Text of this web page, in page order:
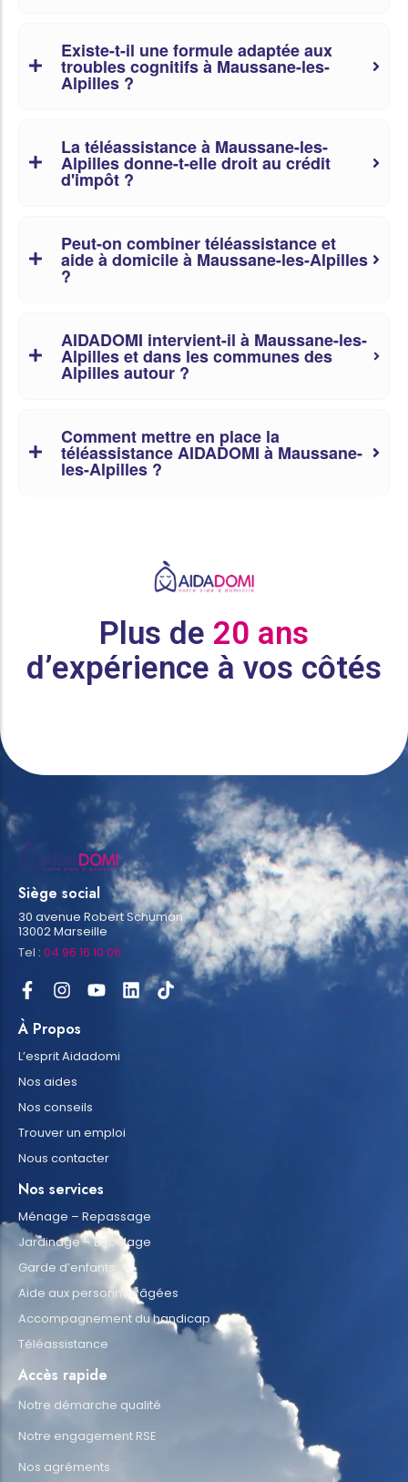
Existe-t-il une formule adaptée aux
troubles cognitifs à Maussane-les-
Alpilles ?
La téléassistance à Maussane-les-
Alpilles donne-t-elle droit au crédit
d'impôt ?
Peut-on combiner téléassistance et
aide à domicile à Maussane-les-Alpilles
?
AIDADOMI intervient-il à Maussane-les-
Alpilles et dans les communes des
Alpilles autour ?
Comment mettre en place la
téléassistance AIDADOMI à Maussane-
les-Alpilles ?
Plus de 20 ans
d’expérience à vos côtés
Siège social
30 avenue Robert Schuman
13002 Marseille
Tel : 04 96 16 10 06
À Propos
L’esprit Aidadomi
Nos aides
Nos conseils
Trouver un emploi
Nous contacter
Nos services
Ménage – Repassage
Jardinage – Bricolage
Garde d’enfants
Aide aux personnes âgées
Accompagnement du handicap
Téléassistance
Accès rapide
Notre démarche qualité
Notre engagement RSE
Nos agréments